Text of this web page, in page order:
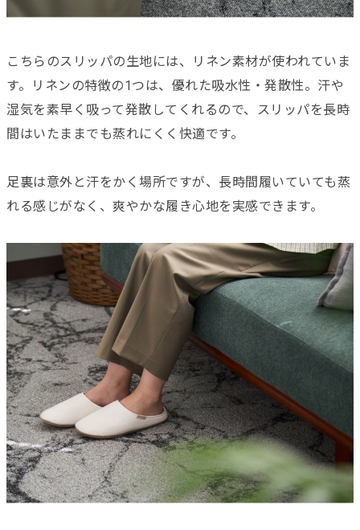
こちらのスリッパの生地には、リネン素材が使われていま
す。リネンの特徴の1つは、優れた吸水性・発散性。汗や
湿気を素早く吸って発散してくれるので、スリッパを長時
間はいたままでも蒸れにくく快適です。
足裏は意外と汗をかく場所ですが、長時間履いていても蒸
れる感じがなく、爽やかな履き心地を実感できます。